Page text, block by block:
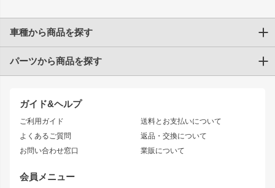
ガイド&ヘルプ
ご利用ガイド
よくあるご質問
お問い合わせ窓口
送料とお支払いについて
返品・交換について
業販について
会員メニュー
車種から商品を探す
トヨタ
JZX90 CHASER
JZX110 MARK II
JZX100 MARK II
JZX90 MARK II
トレノ
アリスト
ソアラ
アルテッツァ
パーツから商品を探す
エアロシリーズ
ドリフトライン
風神
雷神
レーシングライン
アタックライン
ストリームライン